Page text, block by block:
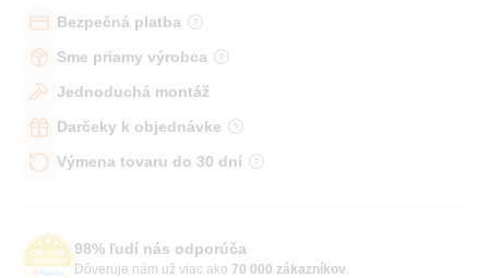
Bezpečná platba
Sme priamy výrobca
Jednoduchá montáž
Darčeky k objednávke
Výmena tovaru do 30 dní
98% ľudí nás odporúča
Dôveruje nám už viac ako 70 000 zákazníkov